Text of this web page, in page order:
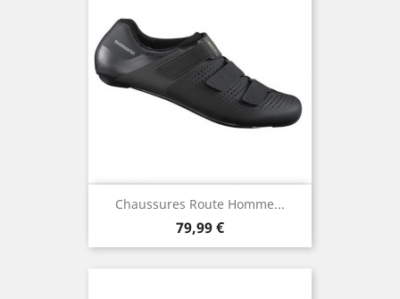
Chaussures Route Homme...
Prix
79,99 €